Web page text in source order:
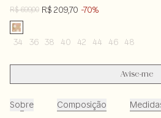
R$ 699,00 R$ 209,70 -70%
34 36 38 40 42 44 46 48
Avise-me
Sobre Composição